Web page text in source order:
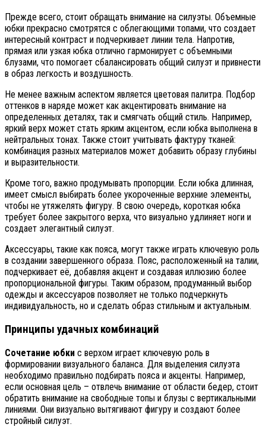
Прежде всего, стоит обращать внимание на силуэты. Объемные
юбки прекрасно смотрятся с облегающими топами, что создает
интересный контраст и подчеркивает линии тела. Напротив,
прямая или узкая юбка отлично гармонирует с объемными
блузами, что помогает сбалансировать общий силуэт и привнести
в образ легкость и воздушность.
Не менее важным аспектом является цветовая палитра. Подбор
оттенков в наряде может как акцентировать внимание на
определенных деталях, так и смягчать общий стиль. Например,
яркий верх может стать ярким акцентом, если юбка выполнена в
нейтральных тонах. Также стоит учитывать фактуру тканей:
комбинация разных материалов может добавить образу глубины
и выразительности.
Кроме того, важно продумывать пропорции. Если юбка длинная,
имеет смысл выбирать более укороченные верхние элементы,
чтобы не утяжелять фигуру. В свою очередь, короткая юбка
требует более закрытого верха, что визуально удлиняет ноги и
создает элегантный силуэт.
Аксессуары, такие как пояса, могут также играть ключевую роль
в создании завершенного образа. Пояс, расположенный на талии,
подчеркивает её, добавляя акцент и создавая иллюзию более
пропорциональной фигуры. Таким образом, продуманный выбор
одежды и аксессуаров позволяет не только подчеркнуть
индивидуальность, но и сделать образ стильным и актуальным.
Принципы удачных комбинаций
Сочетание юбки с верхом играет ключевую роль в
формировании визуального баланса. Для выделения силуэта
необходимо правильно подбирать пояса и акценты. Например,
если основная цель – отвлечь внимание от области бедер, стоит
обратить внимание на свободные топы и блузы с вертикальными
линиями. Они визуально вытягивают фигуру и создают более
стройный силуэт.